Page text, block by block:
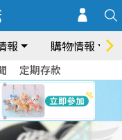
報 購物情報
定期存款